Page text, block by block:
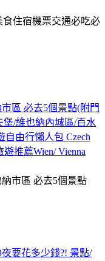
區 必去5個景點(附門
/維也納內城區/百水
由行懶人包 Czech
推薦Wien/ Vienna
夜要花多少錢?! 景點/